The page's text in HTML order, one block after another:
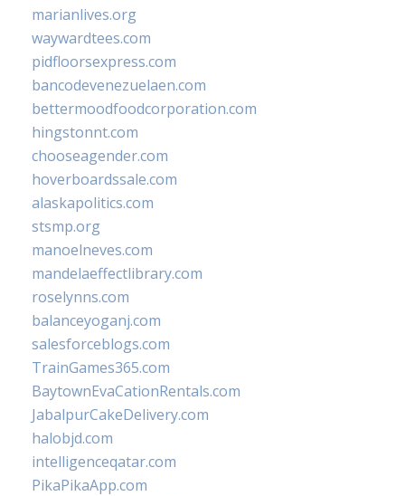
marianlives.org
waywardtees.com
pidfloorsexpress.com
bancodevenezuelaen.com
bettermoodfoodcorporation.com
hingstonnt.com
chooseagender.com
hoverboardssale.com
alaskapolitics.com
stsmp.org
manoelneves.com
mandelaeffectlibrary.com
roselynns.com
balanceyoganj.com
salesforceblogs.com
TrainGames365.com
BaytownEvaCationRentals.com
JabalpurCakeDelivery.com
halobjd.com
intelligenceqatar.com
PikaPikaApp.com